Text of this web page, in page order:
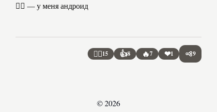
🤷‍♂️ — у меня андроид
🤷‍♂15 👍8 🔥7 ❤1 9
Share
© 2026